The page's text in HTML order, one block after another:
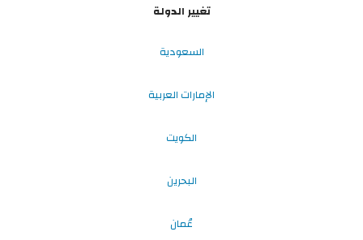
تغيير الدولة
السعودية
الإمارات العربية
الكويت
البحرين
عُمان